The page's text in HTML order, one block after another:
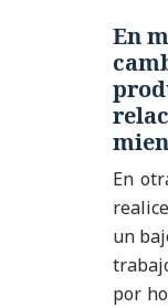
En
En
un
por